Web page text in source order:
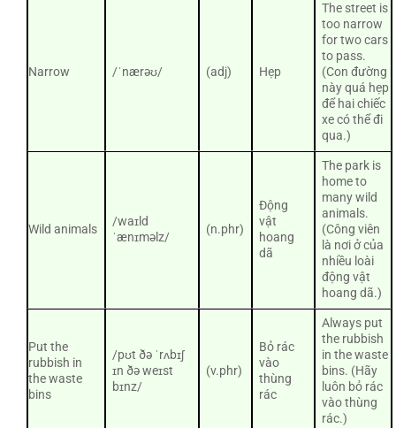
Narrow /ˈnærəʊ/ (adj) Hẹp
The street is
too narrow
for two cars
to pass.
(Con đường
này quá hẹp
để hai chiếc
xe có thể đi
qua.)
Wild animals
/waɪld
ˈænɪməlz/
(n.phr)
Động
vật
hoang
dã
The park is
home to
many wild
animals.
(Công viên
là nơi ở của
nhiều loài
động vật
hoang dã.)
Put the
rubbish in
the waste
bins
/pʊt ðə ˈrʌbɪʃ
ɪn ðə weɪst
bɪnz/
(v.phr)
Bỏ rác
vào
thùng
rác
Always put
the rubbish
in the waste
bins. (Hãy
luôn bỏ rác
vào thùng
rác.)